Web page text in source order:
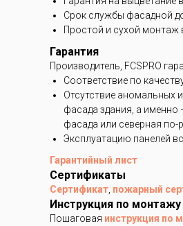
Срок службы фасадной
Простой и сухой монтаж
Гарантия
Производитель, FCSPRO
Соответствие по
Отсутствие аномальных
фасада здания, а именно
фасада или северная по-
Эксплуатацию панелей
Гарантийный лист
Сертификаты
Сертификат пожарный
Инструкция по монтажу
Пошаговая инструкция по